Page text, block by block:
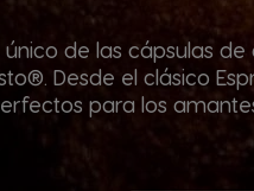
de las cápsulas de
Desde el clásico
para los